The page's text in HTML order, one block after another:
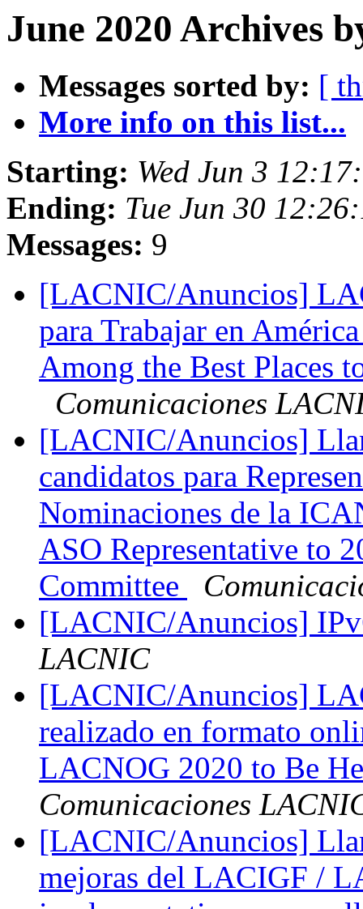
June 2020 Archives
Messages sorted by: [
More info on this list...
Starting: Wed Jun 3
Ending: Tue Jun 30
Messages: 9
[LACNIC/Anuncios]
para Trabajar en
Among the Best Places
Comunicaciones
[LACNIC/Anuncios]
candidatos para
Nominaciones de la
ASO Representative to
Committee
[LACNIC/Anuncios]
LACNIC
[LACNIC/Anuncios]
realizado en formato
LACNOG 2020 to Be
Comunicaciones
[LACNIC/Anuncios]
mejoras del LACIGF /